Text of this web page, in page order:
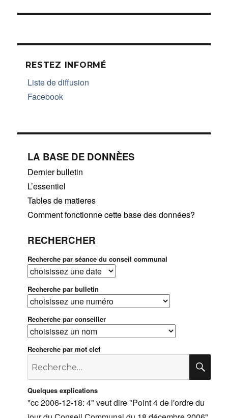
RESTEZ INFORMÉ
Liste de diffusion
Facebook
LA BASE DE DONNÈES
Dernier bulletin
L’essentiel
Tables de matieres
Comment fonctionne cette base des données?
RECHERCHER
Recherche par séance du conseil communal
Recherche par bulletin
Recherche par conseiller
Recherche par mot clef
Recherche
:Quelques explications
"cc 2006-12-18: 4" veut dire "Point 4 de l'ordre du